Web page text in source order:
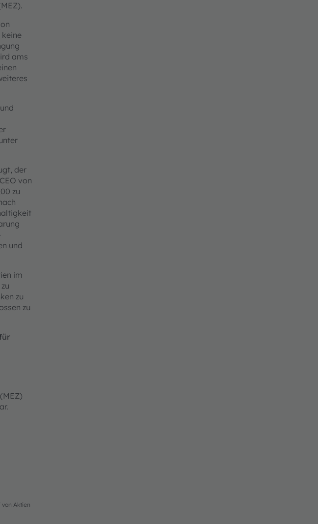
keine
ams
der
von
zu
und
im
zu
zu
Aktien